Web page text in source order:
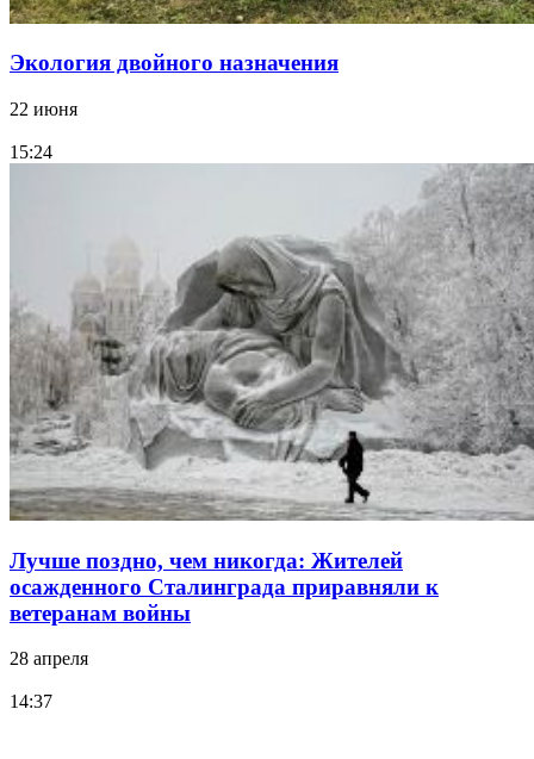
Экология двойного назначения
22 июня
15:24
Лучше поздно, чем никогда: Жителей
осажденного Сталинграда приравняли к
ветеранам войны
28 апреля
14:37